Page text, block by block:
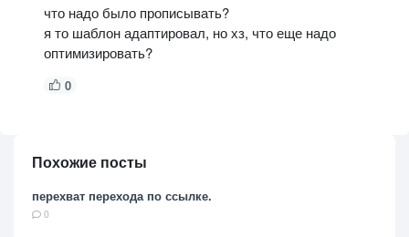
что надо было прописывать?
я то шаблон адаптировал, но хз, что еще надо
оптимизировать?
0
Похожие посты
перехват перехода по ссылке.
0